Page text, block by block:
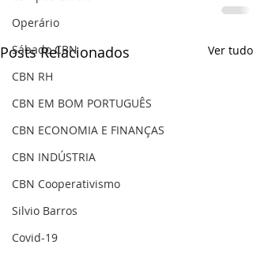
Operário
Sábado CBN
CBN RH
CBN EM BOM PORTUGUÊS
CBN ECONOMIA E FINANÇAS
CBN INDÚSTRIA
CBN Cooperativismo
Silvio Barros
Covid-19
Posts Relacionados Ver tudo